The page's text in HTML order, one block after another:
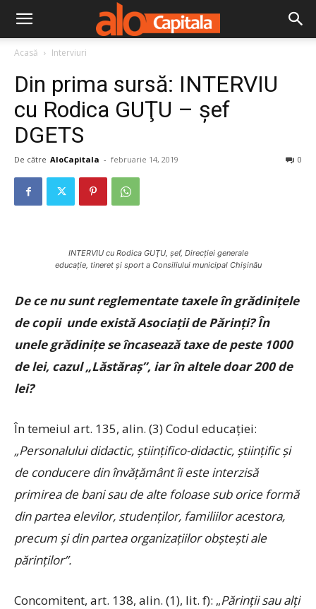
Acasă Interviuri
Din prima sursă: INTERVIU
cu Rodica GUŢU – şef
DGETS
De către AloCapitala - februarie 14, 2019 0
INTERVIU cu Rodica GUŢU, şef, Direcţiei generale
educaţie, tineret şi sport a Consiliului municipal Chişinău
De ce nu sunt reglementate taxele în grădiniţele
de copii unde există Asociaţii de Părinţi? În
unele grădiniţe se încasează taxe de peste 1000
de lei, cazul „Lăstăraş”, iar în altele doar 200 de
lei?
În temeiul art. 135, alin. (3) Codul educaţiei:
„Personalului didactic, ştiinţifico-didactic, ştiinţific şi
de conducere din învăţământ îi este interzisă
primirea de bani sau de alte foloase sub orice formă
din partea elevilor, studenţilor, familiilor acestora,
precum şi din partea organizaţiilor obşteşti ale
părinţilor”.
Concomitent, art. 138, alin. (1), lit. f): „Părinţii sau alţi